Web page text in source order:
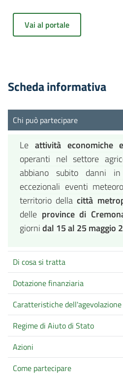
Vai al portale
Scheda informativa
Chi può partecipare
Le attività economiche
operanti nel settore
abbiano subito danni in
eccezionali eventi
territorio della città
delle province di
giornidal 15 al 25 maggio
Di cosa si tratta
Dotazione finanziaria
Caratteristiche dell'agevolazione
Regime di Aiuto di Stato
Azioni
Come partecipare